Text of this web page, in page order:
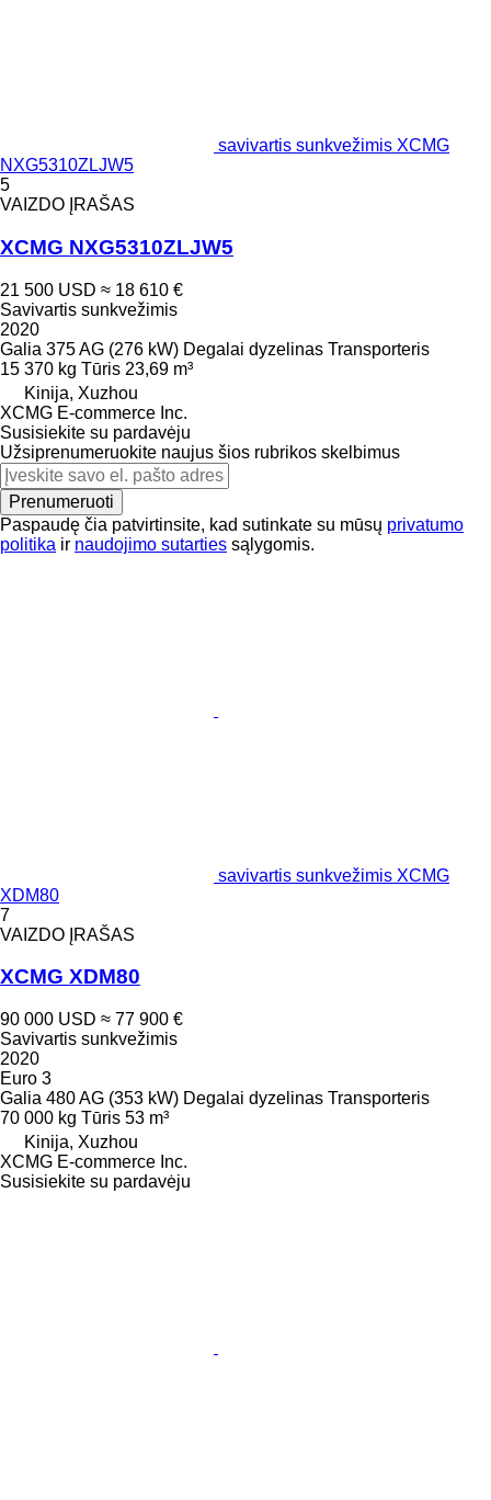
savivartis sunkvežimis XCMG
NXG5310ZLJW5
5
VAIZDO ĮRAŠAS
XCMG NXG5310ZLJW5
21 500 USD ≈ 18 610 €
Savivartis sunkvežimis
2020
Galia 375 AG (276 kW) Degalai dyzelinas Transporteris
15 370 kg Tūris 23,69 m³
Kinija, Xuzhou
XCMG E-commerce Inc.
Susisiekite su pardavėju
Užsiprenumeruokite naujus šios rubrikos skelbimus
Prenumeruoti
Paspaudę čia patvirtinsite, kad sutinkate su mūsų privatumo
politika ir naudojimo sutarties sąlygomis.
savivartis sunkvežimis XCMG
XDM80
7
VAIZDO ĮRAŠAS
XCMG XDM80
90 000 USD ≈ 77 900 €
Savivartis sunkvežimis
2020
Euro 3
Galia 480 AG (353 kW) Degalai dyzelinas Transporteris
70 000 kg Tūris 53 m³
Kinija, Xuzhou
XCMG E-commerce Inc.
Susisiekite su pardavėju